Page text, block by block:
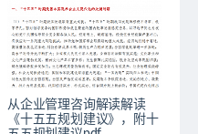
从企业管理咨询解读解读
《十五五规划建议》，附十